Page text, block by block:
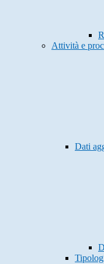
Attività e
Dati